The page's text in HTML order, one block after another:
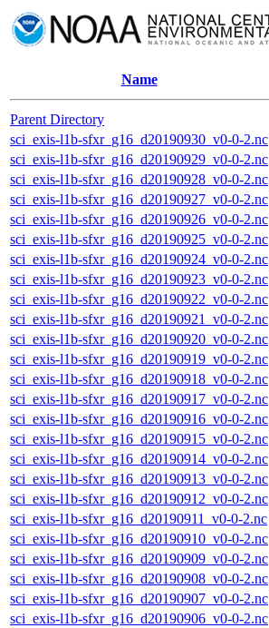
Name
Parent Directory
sci_exis-l1b-sfxr_g16_d20190930_v0-0-2.nc
sci_exis-l1b-sfxr_g16_d20190929_v0-0-2.nc
sci_exis-l1b-sfxr_g16_d20190928_v0-0-2.nc
sci_exis-l1b-sfxr_g16_d20190927_v0-0-2.nc
sci_exis-l1b-sfxr_g16_d20190926_v0-0-2.nc
sci_exis-l1b-sfxr_g16_d20190925_v0-0-2.nc
sci_exis-l1b-sfxr_g16_d20190924_v0-0-2.nc
sci_exis-l1b-sfxr_g16_d20190923_v0-0-2.nc
sci_exis-l1b-sfxr_g16_d20190922_v0-0-2.nc
sci_exis-l1b-sfxr_g16_d20190921_v0-0-2.nc
sci_exis-l1b-sfxr_g16_d20190920_v0-0-2.nc
sci_exis-l1b-sfxr_g16_d20190919_v0-0-2.nc
sci_exis-l1b-sfxr_g16_d20190918_v0-0-2.nc
sci_exis-l1b-sfxr_g16_d20190917_v0-0-2.nc
sci_exis-l1b-sfxr_g16_d20190916_v0-0-2.nc
sci_exis-l1b-sfxr_g16_d20190915_v0-0-2.nc
sci_exis-l1b-sfxr_g16_d20190914_v0-0-2.nc
sci_exis-l1b-sfxr_g16_d20190913_v0-0-2.nc
sci_exis-l1b-sfxr_g16_d20190912_v0-0-2.nc
sci_exis-l1b-sfxr_g16_d20190911_v0-0-2.nc
sci_exis-l1b-sfxr_g16_d20190910_v0-0-2.nc
sci_exis-l1b-sfxr_g16_d20190909_v0-0-2.nc
sci_exis-l1b-sfxr_g16_d20190908_v0-0-2.nc
sci_exis-l1b-sfxr_g16_d20190907_v0-0-2.nc
sci_exis-l1b-sfxr_g16_d20190906_v0-0-2.nc